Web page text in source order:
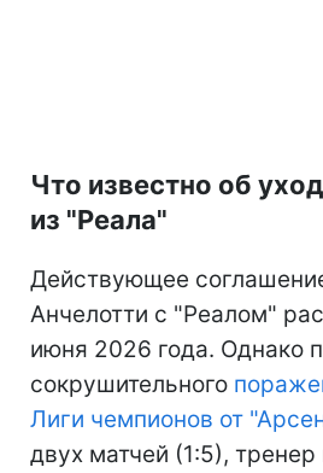
Что известно об
из "Реала"
Действующее
Анчелотти с "Реалом"
июня 2026 года. Однако
сокрушительного
Лиги чемпионов от
двух матчей (1:5),